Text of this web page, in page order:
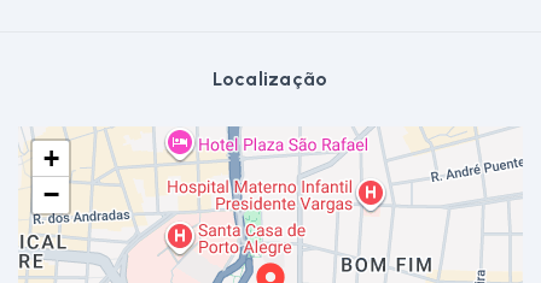
Localização
+
−